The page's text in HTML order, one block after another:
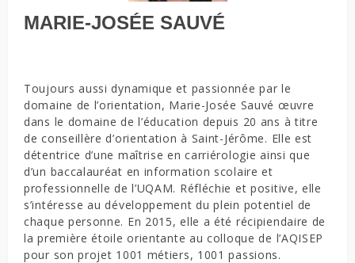
MARIE-JOSÉE SAUVÉ
Toujours aussi dynamique et passionnée par le
domaine de l’orientation, Marie-Josée Sauvé œuvre
dans le domaine de l’éducation depuis 20 ans à titre
de conseillère d’orientation à Saint-Jérôme. Elle est
détentrice d’une maîtrise en carriérologie ainsi que
d’un baccalauréat en information scolaire et
professionnelle de l’UQAM. Réfléchie et positive, elle
s’intéresse au développement du plein potentiel de
chaque personne. En 2015, elle a été récipiendaire de
la première étoile orientante au colloque de l’AQISEP
pour son projet 1001 métiers, 1001 passions.